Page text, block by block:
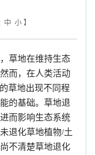
中 小】
草地在维持生态
而，在人类活动
的草地出现不同程
的基础。草地退
而影响生态系统
退化草地植物/土
不清楚草地退化